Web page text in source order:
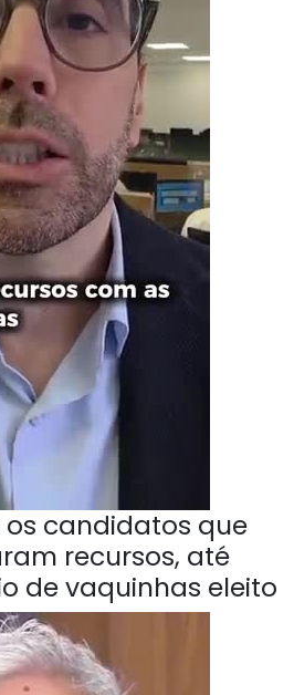
os candidatos que
recursos, até
de vaquinhas eleito